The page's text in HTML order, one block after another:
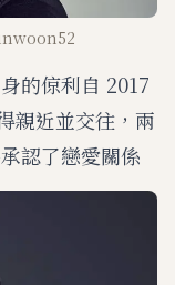
的倞利自 2017
親近並交往，兩
認了戀愛關係